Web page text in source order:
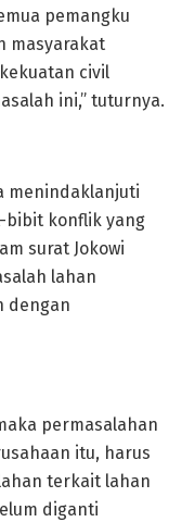
pemangku
masyarakat
civil
ini,” tuturnya.
menindaklanjuti
bibit konflik yang
surat Jokowi
lahan
dengan
permasalahan
itu, harus
terkait lahan
diganti